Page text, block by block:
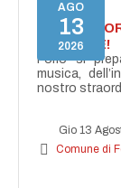
AGO
13
2026
NASCE
ACCENDE!
Forio si
musica,
nostro
Gio 13
Comune di